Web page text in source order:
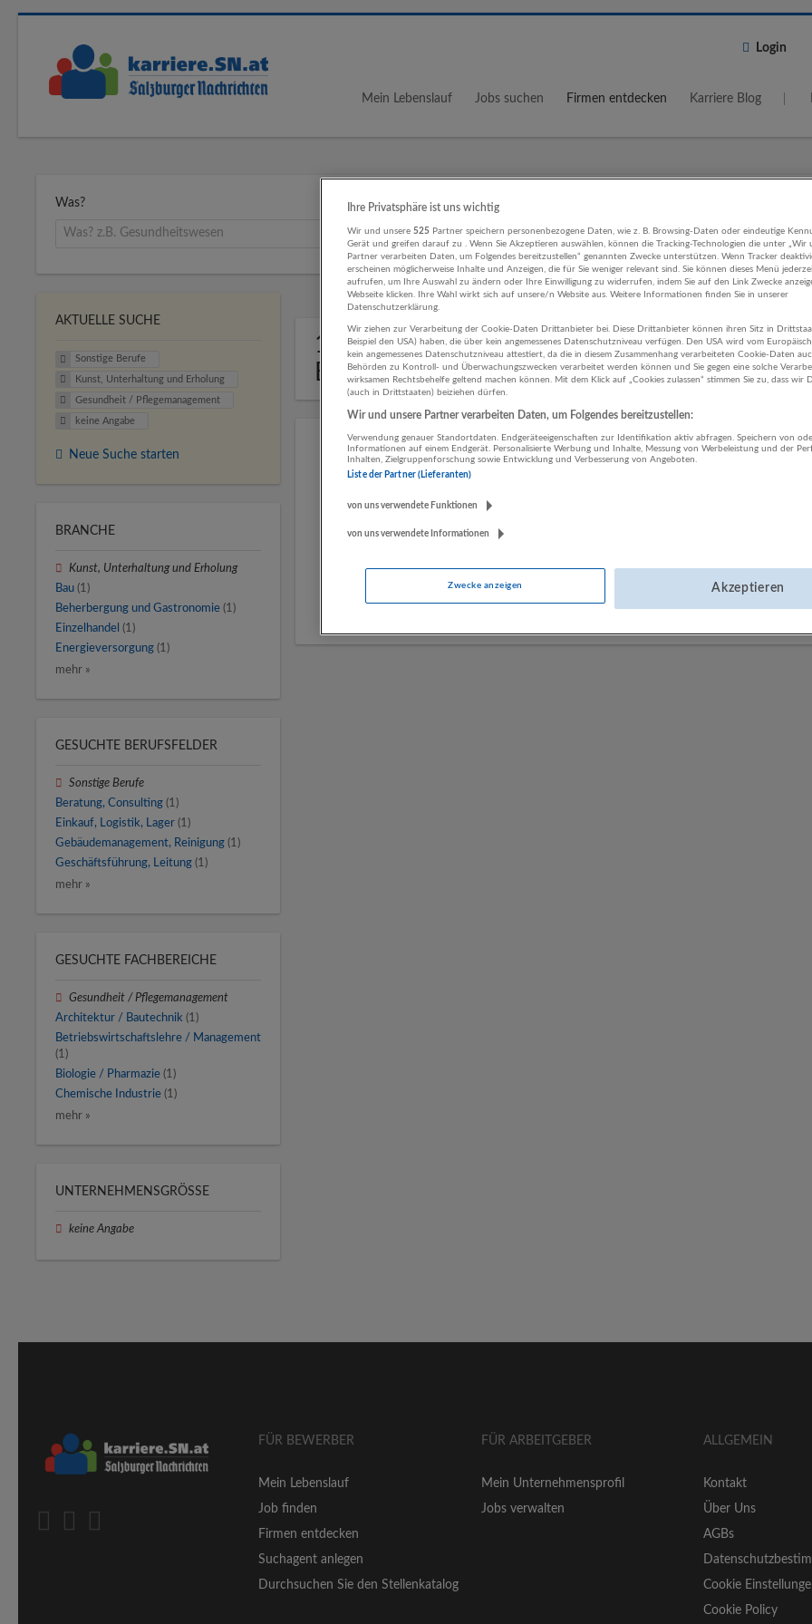
Login
Mein Lebenslauf Jobs suchen Firmen entdecken Karriere Blog
Was? Wo?
5 km
1 Sonstige Berufe Kunst, Unterhaltung und
Erholung Unternehmen
LUGSTEIN CONSULTING
Bergheim bei Salzburg
Energieversorgung | Finanz- und Versicherungsleistungen |
Gesundheitswesen | Herstellung von Waren | IT-Dienstleistungen |
Öffentliche Verwaltung | Rechtsberatung und Wirtschaftsprüfung |
Sonstige Dienstleistungen | Sozialwesen | Verkehr | Verlagswesen |
AKTUELLE SUCHE
Sonstige Berufe
Kunst, Unterhaltung und Erholung
Gesundheit / Pflegemanagement
keine Angabe
Neue Suche starten
BRANCHE
Kunst, Unterhaltung und Erholung
Bau (1)
Beherbergung und Gastronomie (1)
Einzelhandel (1)
Energieversorgung (1)
mehr »
GESUCHTE BERUFSFELDER
Sonstige Berufe
Beratung, Consulting (1)
Einkauf, Logistik, Lager (1)
Gebäudemanagement, Reinigung (1)
Geschäftsführung, Leitung (1)
mehr »
GESUCHTE FACHBEREICHE
Gesundheit / Pflegemanagement
Architektur / Bautechnik (1)
Betriebswirtschaftslehre / Management
(1)
Biologie / Pharmazie (1)
Chemische Industrie (1)
mehr »
UNTERNEHMENSGRÖSSE
keine Angabe
FÜR BEWERBER
Mein Lebenslauf
Job finden
Firmen entdecken
Suchagent anlegen
Durchsuchen Sie den Stellenkatalog
FÜR ARBEITGEBER
Mein Unternehmensprofil
Jobs verwalten
ALLGEMEIN
Kontakt
Über Uns
AGBs
Cookie
Cookie Policy
Ihre Privatsphäre ist uns wichtig
Wir und unsere525 Partner speichern personenbezogene Daten, wie z. B. Browsing-Daten oder eindeutige
Gerät und greifen darauf zu . Wenn Sie Akzeptieren auswählen, können die Tracking-Technologien die unter „Wir
Partner verarbeiten Daten, um Folgendes bereitzustellen“ genannten Zwecke unterstützen. Wenn Tracker
erscheinen möglicherweise Inhalte und Anzeigen, die für Sie weniger relevant sind. Sie können dieses Menü
aufrufen, um Ihre Auswahl zu ändern oder Ihre Einwilligung zu widerrufen, indem Sie auf den Link Zwecke
Webseite klicken. Ihre Wahl wirkt sich auf unsere/n Website aus. Weitere Informationen finden Sie in unserer
Datenschutzerklärung.
Wir ziehen zur Verarbeitung der Cookie-Daten Drittanbieter bei. Diese Drittanbieter können ihren Sitz in
Beispiel den USA) haben, die über kein angemessenes Datenschutzniveau verfügen. Den USA wird vom
kein angemessenes Datenschutzniveau attestiert, da die in diesem Zusammenhang verarbeiteten Cookie-Daten
Behörden zu Kontroll- und Überwachungszwecken verarbeitet werden können und Sie gegen eine solche
wirksamen Rechtsbehelfe geltend machen können. Mit dem Klick auf „Cookies zulassen“ stimmen Sie zu, dass wir
(auch in Drittstaaten) beiziehen dürfen.
Wir und unsere Partner verarbeiten Daten, um Folgendes bereitzustellen:
Verwendung genauer Standortdaten. Endgeräteeigenschaften zur Identifikation aktiv abfragen. Speichern von
Informationen auf einem Endgerät. Personalisierte Werbung und Inhalte, Messung von Werbeleistung und der
Inhalten, Zielgruppenforschung sowie Entwicklung und Verbesserung von Angeboten.
Liste der Partner (Lieferanten)
von uns verwendete Funktionen
von uns verwendete Informationen
Zwecke anzeigen Akzeptieren